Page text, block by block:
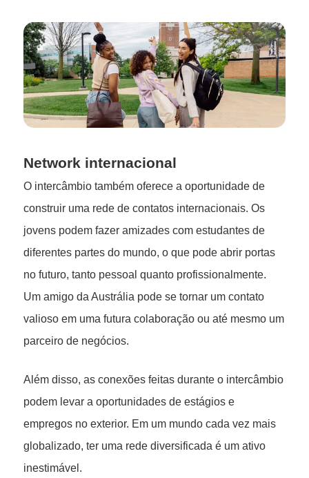
Network internacional
O intercâmbio também oferece a oportunidade de
construir uma rede de contatos internacionais. Os
jovens podem fazer amizades com estudantes de
diferentes partes do mundo, o que pode abrir portas
no futuro, tanto pessoal quanto profissionalmente.
Um amigo da Austrália pode se tornar um contato
valioso em uma futura colaboração ou até mesmo um
parceiro de negócios.
Além disso, as conexões feitas durante o intercâmbio
podem levar a oportunidades de estágios e
empregos no exterior. Em um mundo cada vez mais
globalizado, ter uma rede diversificada é um ativo
inestimável.